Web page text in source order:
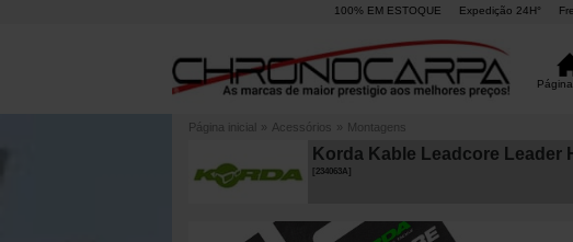
100% EM ESTOQUE Expedição 24H°
Página inicial » Acessórios » Montagens
Korda Kable Leadcore Leader
234063A]